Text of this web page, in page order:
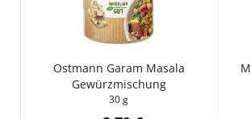
Ostmann Garam Masala
Gewürzmischung
30 g